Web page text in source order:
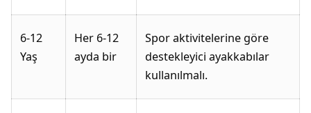
6-12
Yaş
Her 6-12
ayda bir
Spor aktivitelerine göre
destekleyici ayakkabılar
kullanılmalı.